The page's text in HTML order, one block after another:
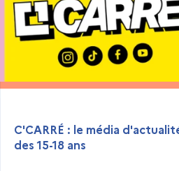
C'CARRÉ : le média
des 15-18 ans